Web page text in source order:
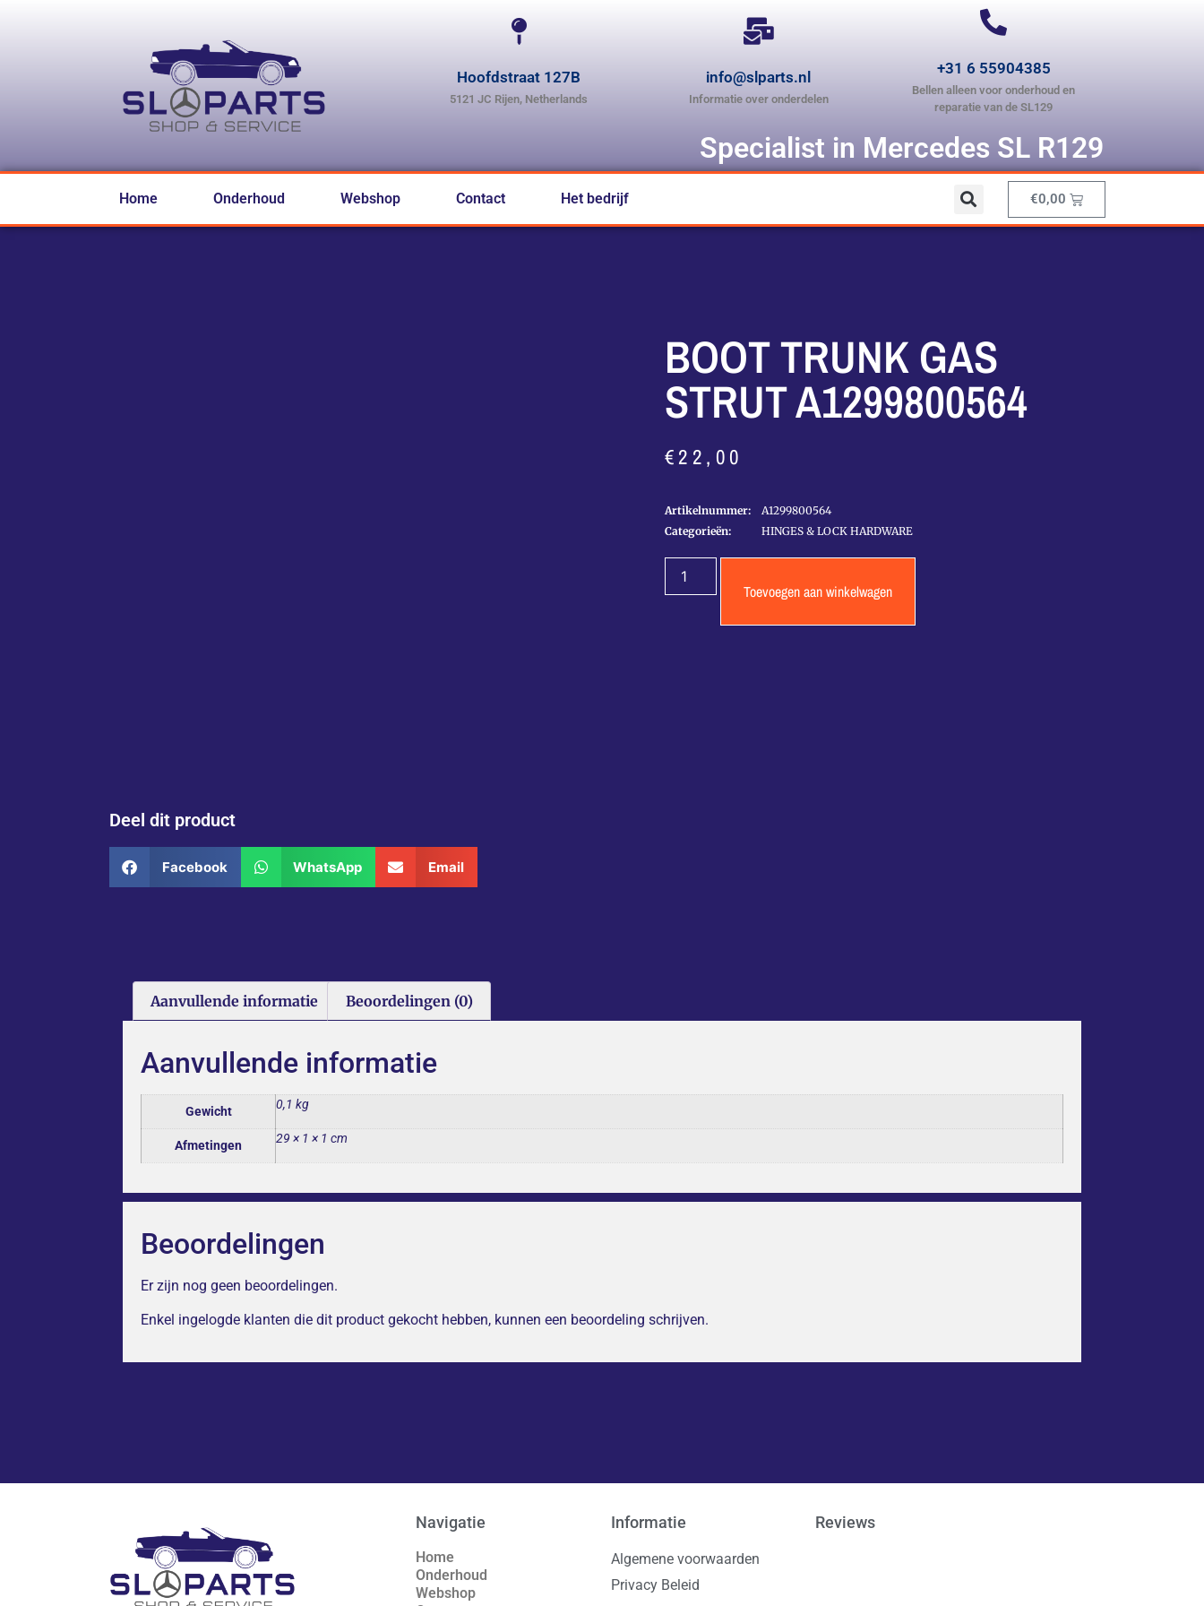
Hoofdstraat 127B
5121 JC Rijen, Netherlands
info@slparts.nl
Informatie over onderdelen
+31 6 55904385
Bellen alleen voor onderhoud en
reparatie van de SL129
Specialist in Mercedes SL R129
Home Onderhoud Webshop Contact Het bedrijf €0,00
Deel dit product
Facebook WhatsApp Email
BOOT TRUNK GAS
STRUT A1299800564
€22,00
Artikelnummer:
A1299800564
Categorieën:
HINGES & LOCK HARDWARE
Toevoegen aan winkelwagen
Aanvullende informatie Beoordelingen (0)
Aanvullende informatie
Gewicht 0,1 kg
Afmetingen 29 × 1 × 1 cm
Beoordelingen
Er zijn nog geen beoordelingen.
Enkel ingelogde klanten die dit product gekocht hebben, kunnen een beoordeling schrijven.
Navigatie
Home
Onderhoud
Webshop
Informatie
Algemene voorwaarden
Privacy Beleid
Reviews